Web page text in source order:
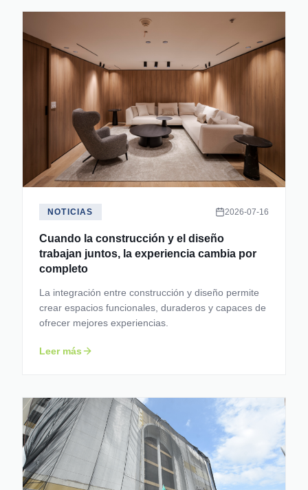
NOTICIAS 2026-07-16
Cuando la construcción y el diseño
trabajan juntos, la experiencia cambia por
completo
La integración entre construcción y diseño permite
crear espacios funcionales, duraderos y capaces de
ofrecer mejores experiencias.
Leer más